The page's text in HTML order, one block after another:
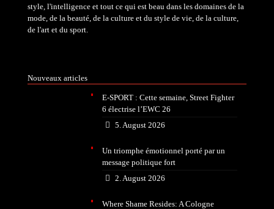
style, l'intelligence et tout ce qui est beau dans les domaines de la
mode, de la beauté, de la culture et du style de vie, de la culture,
de l'art et du sport.
Nouveaux articles
E-SPORT : Cette semaine, Street Fighter
6 électrise l’EWC 26
5. August 2026
Un triomphe émotionnel porté par un
message politique fort
2. August 2026
Where Shame Resides: A Cologne